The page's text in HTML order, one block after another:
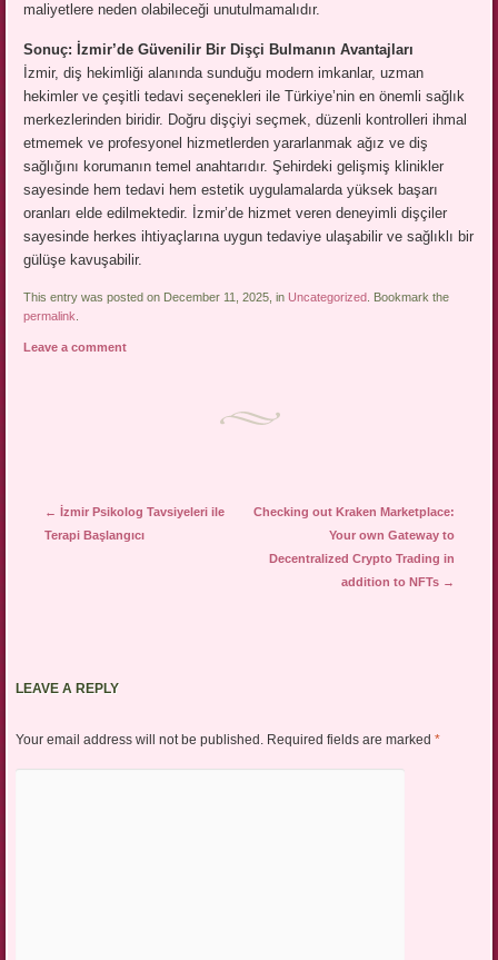
maliyetlere neden olabileceği unutulmamalıdır.
Sonuç: İzmir’de Güvenilir Bir Dişçi Bulmanın Avantajları
İzmir, diş hekimliği alanında sunduğu modern imkanlar, uzman
hekimler ve çeşitli tedavi seçenekleri ile Türkiye’nin en önemli sağlık
merkezlerinden biridir. Doğru dişçiyi seçmek, düzenli kontrolleri ihmal
etmemek ve profesyonel hizmetlerden yararlanmak ağız ve diş
sağlığını korumanın temel anahtarıdır. Şehirdeki gelişmiş klinikler
sayesinde hem tedavi hem estetik uygulamalarda yüksek başarı
oranları elde edilmektedir. İzmir’de hizmet veren deneyimli dişçiler
sayesinde herkes ihtiyaçlarına uygun tedaviye ulaşabilir ve sağlıklı bir
gülüşe kavuşabilir.
This entry was posted on December 11, 2025, in Uncategorized
. Bookmark the
permalink
Leave a comment
Post navigation
←
İzmir Psikolog Tavsiyeleri ile
Terapi Başlangıcı
Checking out Kraken Marketplace:
Your own Gateway to
Decentralized Crypto Trading in
addition to NFTs →
LEAVE A REPLY
Your email address will not be published. Required fields are marked *